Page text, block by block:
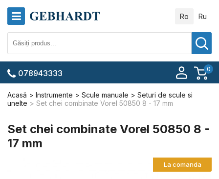
Ro Ru
0
078943333
Acasă Instrumente Scule manuale
Seturi de scule si
unelte
Set chei combinate Vorel 50850 8 - 17 mm
Set chei combinate Vorel 50850 8 -
17 mm
La comanda